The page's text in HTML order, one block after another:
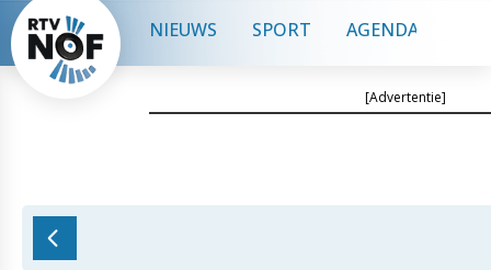
NIEUWS SPORT AGENDA
[Advertentie]